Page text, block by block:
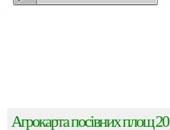
Агрокарта посівних площ